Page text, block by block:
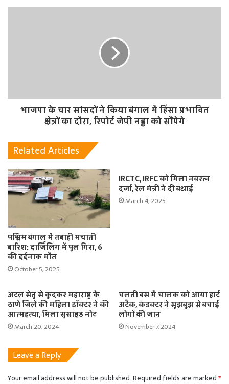
भाजपा के चार सांसदों ने किया बंगाल में हिंसा प्रभावित
क्षेत्रों का दौरा, रिपोर्ट जेपी नड्डा को सौंपेगे
Related Articles
पश्चिम बंगाल में तबाही मचाती
बारिश: दार्जिलिंग में पुल गिरा, 6
की दर्दनाक मौत
October 5, 2025
IRCTC, IRFC को मिला नवरत्न
दर्जा, रेल मंत्री ने दी बधाई
March 4, 2025
अटल सेतु से कूदकर महाराष्ट्र के
ठाणे जिले की महिला डॉक्टर ने की
आत्महत्या, मिला सुसाइड नोट
March 20, 2024
चलती बस में चालक को आया हार्ट
अटैक, कंडक्टर ने सूझबूझ से बचाई
लोगों की जान
November 7, 2024
Leave a Reply
Your email address will not be published.Required fields are marked*